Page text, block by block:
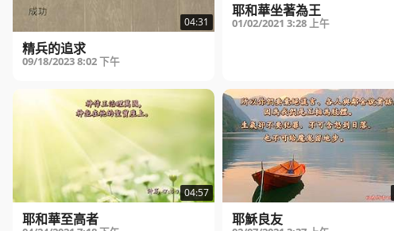
04:31
精兵的追求
09/18/20238:02 下午
耶和華坐著為王
01/02/2021 3:28 上午
04:57
耶和華至高者 耶穌良友